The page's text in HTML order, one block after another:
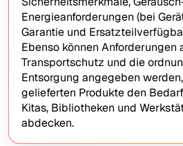
Energieanforderungen (bei
Garantie und
Ebenso können Anforderungen
Transportschutz und die
Entsorgung angegeben
gelieferten Produkte den
Kitas, Bibliotheken und
abdecken.